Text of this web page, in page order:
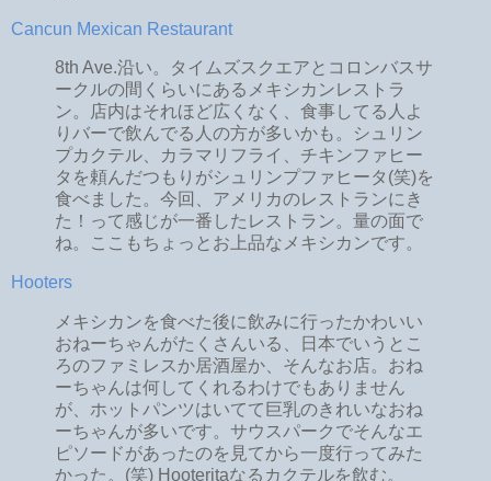
Cancun Mexican Restaurant
8th Ave.沿い。タイムズスクエアとコロンバスサ
ークルの間くらいにあるメキシカンレストラ
ン。店内はそれほど広くなく、食事してる人よ
りバーで飲んでる人の方が多いかも。シュリン
プカクテル、カラマリフライ、チキンファヒー
タを頼んだつもりがシュリンプファヒータ(笑)を
食べました。今回、アメリカのレストランにき
た！って感じが一番したレストラン。量の面で
ね。ここもちょっとお上品なメキシカンです。
Hooters
メキシカンを食べた後に飲みに行ったかわいい
おねーちゃんがたくさんいる、日本でいうとこ
ろのファミレスか居酒屋か、そんなお店。おね
ーちゃんは何してくれるわけでもありません
が、ホットパンツはいてて巨乳のきれいなおね
ーちゃんが多いです。サウスパークでそんなエ
ピソードがあったのを見てから一度行ってみた
かった。(笑) Hooteritaなるカクテルを飲む。